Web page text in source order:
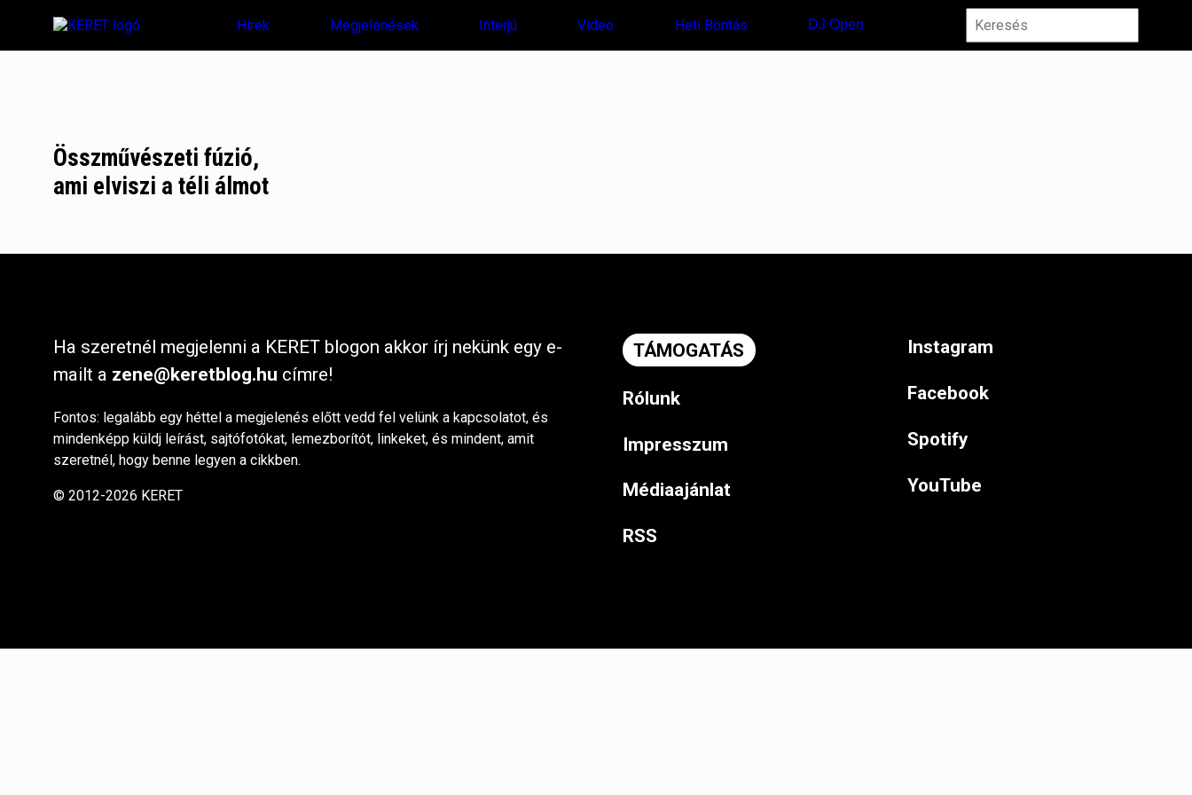
Hírek Megjelenések Interjú Video Heti Bontás DJ Open
Összművészeti fúzió,
ami elviszi a téli álmot
Ha szeretnél megjelenni a KERET blogon akkor írj nekünk egy e-
mailt a zene@keretblog.hu címre!
Fontos: legalább egy héttel a megjelenés előtt vedd fel velünk a kapcsolatot, és
mindenképp küldj leírást, sajtófotókat, lemezborítót, linkeket, és mindent, amit
szeretnél, hogy benne legyen a cikkben.
© 2012-2026 KERET
TÁMOGATÁS
Rólunk
Impresszum
Médiaajánlat
RSS
Instagram
Facebook
Spotify
YouTube